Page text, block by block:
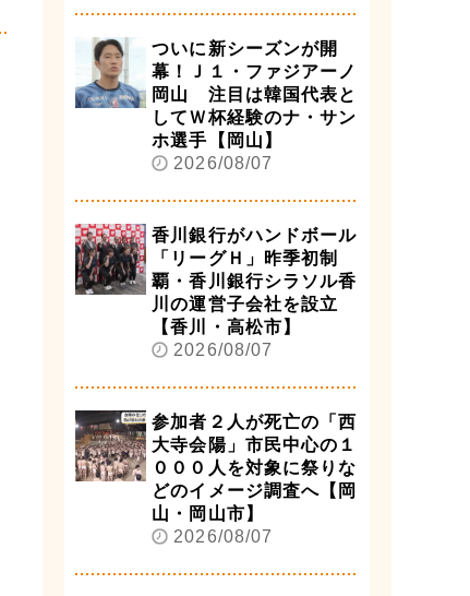
ついに新シーズンが開
幕！Ｊ１・ファジアーノ
岡山 注目は韓国代表と
してＷ杯経験のナ・サン
ホ選手【岡山】
2026/08/07
香川銀行がハンドボール
「リーグＨ」昨季初制
覇・香川銀行シラソル香
川の運営子会社を設立
【香川・高松市】
2026/08/07
参加者２人が死亡の「西
大寺会陽」市民中心の１
０００人を対象に祭りな
どのイメージ調査へ【岡
山・岡山市】
2026/08/07